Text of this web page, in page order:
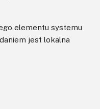
elementu systemu
jest lokalna